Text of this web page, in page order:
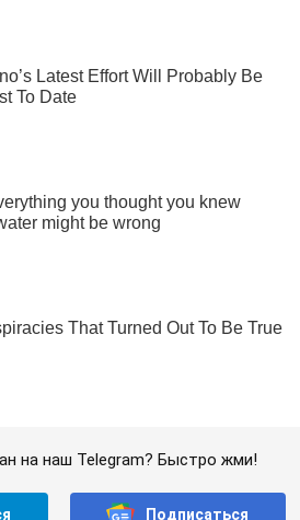
на наш Telegram? Быстро жми!
Подписаться